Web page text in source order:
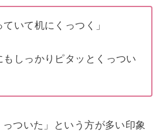
ていて机にくっつく」
もしっかりピタッとくっつい
っついた」という方が多い印象